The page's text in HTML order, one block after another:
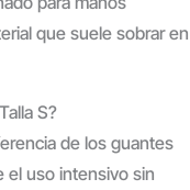
que suele sobrar en
S?
de los guantes
el uso intensivo sin